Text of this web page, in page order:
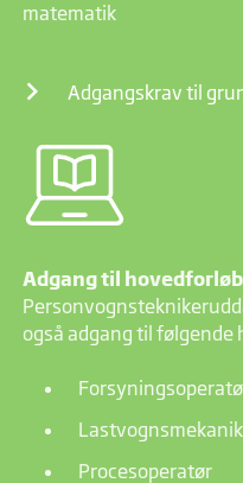
matematik
Adgangskrav til
Adgang til hovedforløb
også adgang til følgende
Procesoperatør